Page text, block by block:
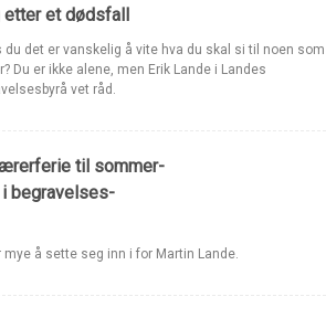
etter et dødsfall
du det er vanskelig å vite hva du skal si til noen som
Du er ikke alene, men Erik Lande i Landes
vet råd.
til sommer-
begravelses-
mye å sette seg inn i for Martin Lande.